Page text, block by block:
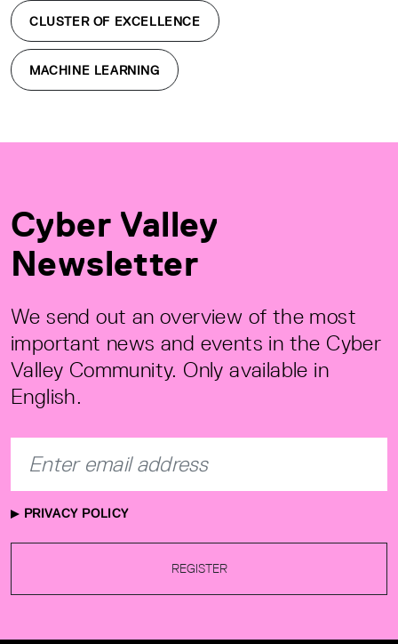
CLUSTER OF EXCELLENCE
MACHINE LEARNING
Cyber Valley
Newsletter
We send out an overview of the most
important news and events in the Cyber
Valley Community. Only available in
English.
PRIVACY POLICY
REGISTER